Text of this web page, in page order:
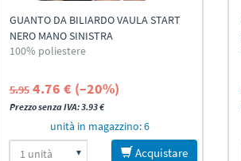
GUANTO DA BILIARDO VAULA START
NERO MANO SINISTRA
100% poliestere
5.95 4.76 € (–20%)
Prezzo senza IVA: 3.93 €
unità in magazzino: 6
Acquistare